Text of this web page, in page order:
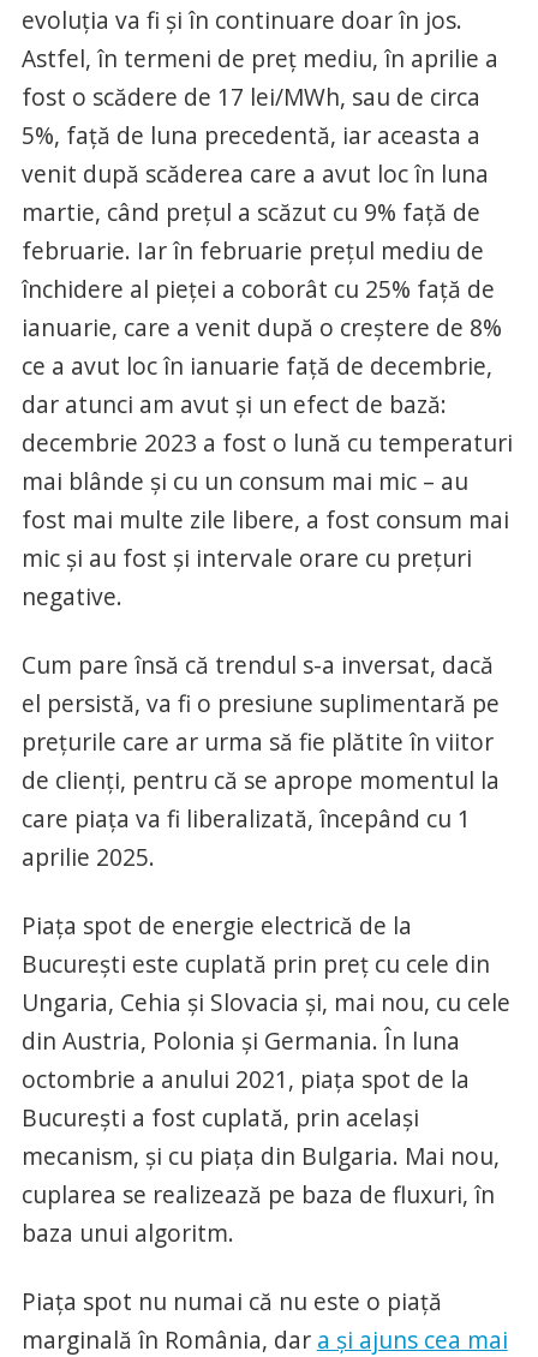
evoluția va fi și în continuare doar în jos.
Astfel, în termeni de preț mediu, în aprilie a
fost o scădere de 17 lei/MWh, sau de circa
5%, față de luna precedentă, iar aceasta a
venit după scăderea care a avut loc în luna
martie, când prețul a scăzut cu 9% față de
februarie. Iar în februarie prețul mediu de
închidere al pieței a coborât cu 25% față de
ianuarie, care a venit după o creștere de 8%
ce a avut loc în ianuarie față de decembrie,
dar atunci am avut și un efect de bază:
decembrie 2023 a fost o lună cu temperaturi
mai blânde și cu un consum mai mic – au
fost mai multe zile libere, a fost consum mai
mic și au fost și intervale orare cu prețuri
negative.
Cum pare însă că trendul s-a inversat, dacă
el persistă, va fi o presiune suplimentară pe
prețurile care ar urma să fie plătite în viitor
de clienți, pentru că se aprope momentul la
care piața va fi liberalizată, începând cu 1
aprilie 2025.
Piața spot de energie electrică de la
București este cuplată prin preț cu cele din
Ungaria, Cehia și Slovacia și, mai nou, cu cele
din Austria, Polonia și Germania. În luna
octombrie a anului 2021, piața spot de la
București a fost cuplată, prin același
mecanism, și cu piața din Bulgaria. Mai nou,
cuplarea se realizează pe baza de fluxuri, în
baza unui algoritm.
Piața spot nu numai că nu este o piață
marginală în România, dar a și ajuns cea mai